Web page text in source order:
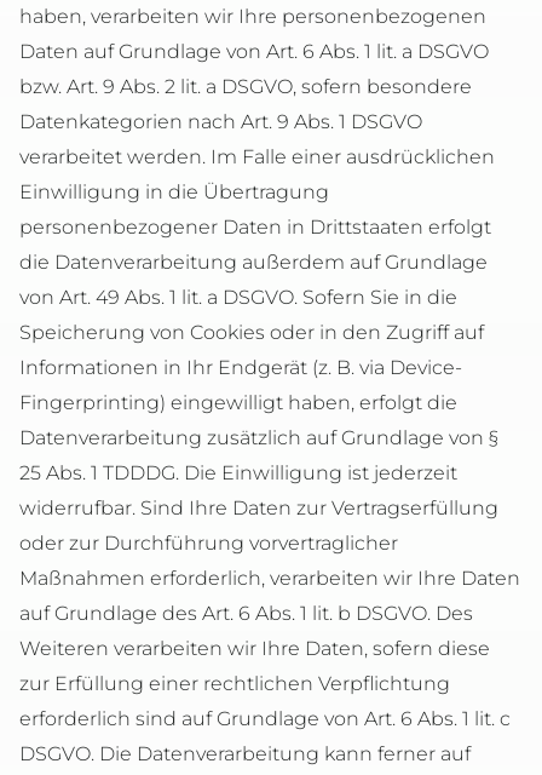
haben, verarbeiten wir Ihre personenbezogenen
Daten auf Grundlage von Art. 6 Abs. 1 lit. a DSGVO
bzw. Art. 9 Abs. 2 lit. a DSGVO, sofern besondere
Datenkategorien nach Art. 9 Abs. 1 DSGVO
verarbeitet werden. Im Falle einer ausdrücklichen
Einwilligung in die Übertragung
personenbezogener Daten in Drittstaaten erfolgt
die Datenverarbeitung außerdem auf Grundlage
von Art. 49 Abs. 1 lit. a DSGVO. Sofern Sie in die
Speicherung von Cookies oder in den Zugriff auf
Informationen in Ihr Endgerät (z. B. via Device-
Fingerprinting) eingewilligt haben, erfolgt die
Datenverarbeitung zusätzlich auf Grundlage von §
25 Abs. 1 TDDDG. Die Einwilligung ist jederzeit
widerrufbar. Sind Ihre Daten zur Vertragserfüllung
oder zur Durchführung vorvertraglicher
Maßnahmen erforderlich, verarbeiten wir Ihre Daten
auf Grundlage des Art. 6 Abs. 1 lit. b DSGVO. Des
Weiteren verarbeiten wir Ihre Daten, sofern diese
zur Erfüllung einer rechtlichen Verpflichtung
erforderlich sind auf Grundlage von Art. 6 Abs. 1 lit. c
DSGVO. Die Datenverarbeitung kann ferner auf